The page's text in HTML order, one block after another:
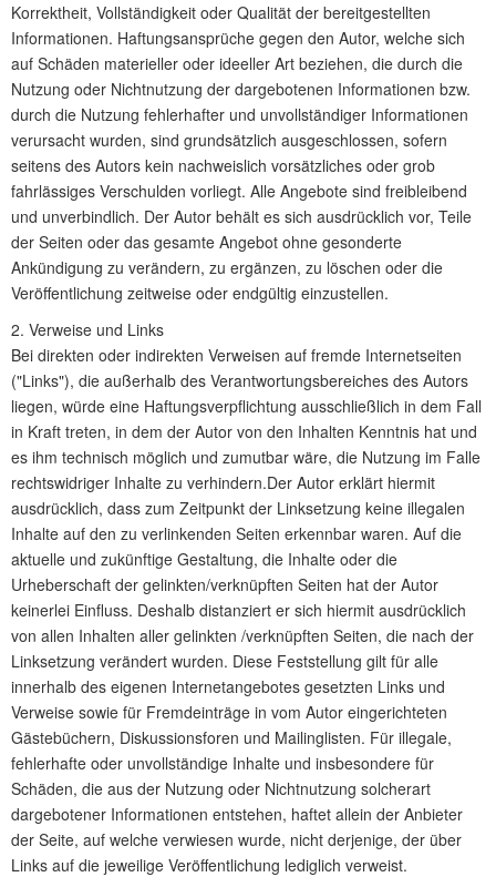
Korrektheit, Vollständigkeit oder Qualität der bereitgestellten
Informationen. Haftungsansprüche gegen den Autor, welche sich
auf Schäden materieller oder ideeller Art beziehen, die durch die
Nutzung oder Nichtnutzung der dargebotenen Informationen bzw.
durch die Nutzung fehlerhafter und unvollständiger Informationen
verursacht wurden, sind grundsätzlich ausgeschlossen, sofern
seitens des Autors kein nachweislich vorsätzliches oder grob
fahrlässiges Verschulden vorliegt. Alle Angebote sind freibleibend
und unverbindlich. Der Autor behält es sich ausdrücklich vor, Teile
der Seiten oder das gesamte Angebot ohne gesonderte
Ankündigung zu verändern, zu ergänzen, zu löschen oder die
Veröffentlichung zeitweise oder endgültig einzustellen.
2. Verweise und Links
Bei direkten oder indirekten Verweisen auf fremde Internetseiten
("Links"), die außerhalb des Verantwortungsbereiches des Autors
liegen, würde eine Haftungsverpflichtung ausschließlich in dem Fall
in Kraft treten, in dem der Autor von den Inhalten Kenntnis hat und
es ihm technisch möglich und zumutbar wäre, die Nutzung im Falle
rechtswidriger Inhalte zu verhindern.Der Autor erklärt hiermit
ausdrücklich, dass zum Zeitpunkt der Linksetzung keine illegalen
Inhalte auf den zu verlinkenden Seiten erkennbar waren. Auf die
aktuelle und zukünftige Gestaltung, die Inhalte oder die
Urheberschaft der gelinkten/verknüpften Seiten hat der Autor
keinerlei Einfluss. Deshalb distanziert er sich hiermit ausdrücklich
von allen Inhalten aller gelinkten /verknüpften Seiten, die nach der
Linksetzung verändert wurden. Diese Feststellung gilt für alle
innerhalb des eigenen Internetangebotes gesetzten Links und
Verweise sowie für Fremdeinträge in vom Autor eingerichteten
Gästebüchern, Diskussionsforen und Mailinglisten. Für illegale,
fehlerhafte oder unvollständige Inhalte und insbesondere für
Schäden, die aus der Nutzung oder Nichtnutzung solcherart
dargebotener Informationen entstehen, haftet allein der Anbieter
der Seite, auf welche verwiesen wurde, nicht derjenige, der über
Links auf die jeweilige Veröffentlichung lediglich verweist.